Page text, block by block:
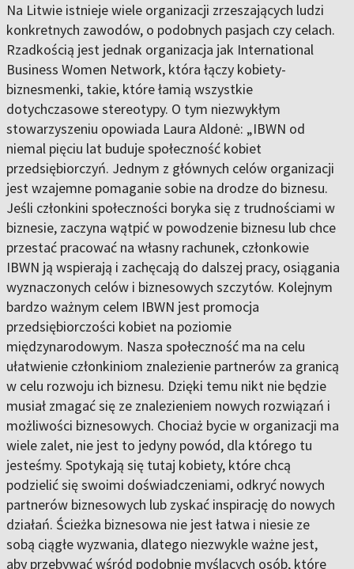
Na Litwie istnieje wiele organizacji zrzeszających ludzi
konkretnych zawodów, o podobnych pasjach czy celach.
Rzadkością jest jednak organizacja jak International
Business Women Network, która łączy kobiety-
biznesmenki, takie, które łamią wszystkie
dotychczasowe stereotypy. O tym niezwykłym
stowarzyszeniu opowiada Laura Aldonė: „IBWN od
niemal pięciu lat buduje społeczność kobiet
przedsiębiorczyń. Jednym z głównych celów organizacji
jest wzajemne pomaganie sobie na drodze do biznesu.
Jeśli członkini społeczności boryka się z trudnościami w
biznesie, zaczyna wątpić w powodzenie biznesu lub chce
przestać pracować na własny rachunek, członkowie
IBWN ją wspierają i zachęcają do dalszej pracy, osiągania
wyznaczonych celów i biznesowych szczytów. Kolejnym
bardzo ważnym celem IBWN jest promocja
przedsiębiorczości kobiet na poziomie
międzynarodowym. Nasza społeczność ma na celu
ułatwienie członkiniom znalezienie partnerów za granicą
w celu rozwoju ich biznesu. Dzięki temu nikt nie będzie
musiał zmagać się ze znalezieniem nowych rozwiązań i
możliwości biznesowych. Chociaż bycie w organizacji ma
wiele zalet, nie jest to jedyny powód, dla którego tu
jesteśmy. Spotykają się tutaj kobiety, które chcą
podzielić się swoimi doświadczeniami, odkryć nowych
partnerów biznesowych lub zyskać inspirację do nowych
działań. Ścieżka biznesowa nie jest łatwa i niesie ze
sobą ciągłe wyzwania, dlatego niezwykle ważne jest,
aby przebywać wśród podobnie myślących osób, które